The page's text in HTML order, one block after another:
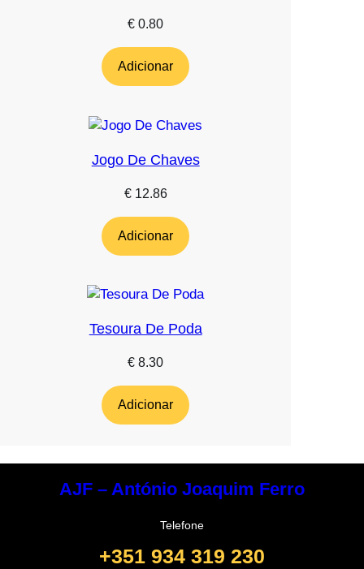
€ 0.80
Adicionar
Jogo De Chaves
€12.86
Adicionar
Tesoura De Poda
€ 8.30
Adicionar
AJF – António Joaquim Ferro
Telefone
+351 934 319 230